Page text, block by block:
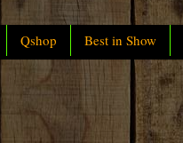
Qshop Best in Show